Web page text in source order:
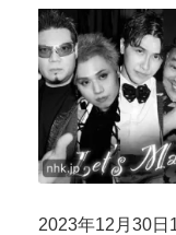
2023年12月30日